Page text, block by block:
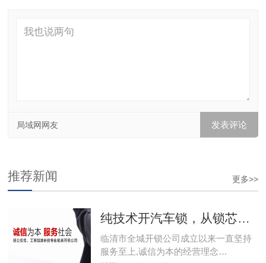
局域网网友
更多>>
推荐新闻
纯技术开汽车锁，从锁芯技术性开启车门不损坏锁和车身漆
临清市全城开锁公司成立以来一直坚持
服务至上,诚信为本的经营理念…